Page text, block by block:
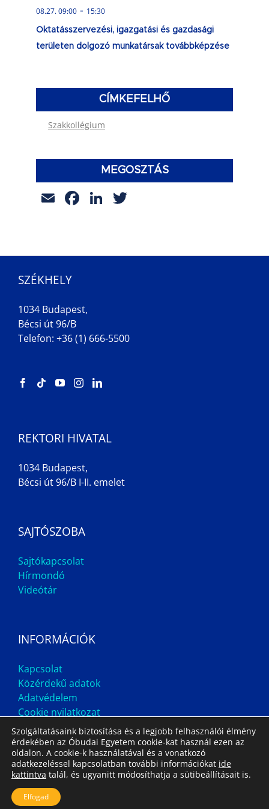
08.27. 09:00 - 15:30
Oktatásszervezési, igazgatási és gazdasági
területen dolgozó munkatársak továbbképzése
CÍMKEFELHŐ
Szakkollégium
MEGOSZTÁS
EmailFacebook
LinkedIn
SZÉKHELY
1034 Budapest,
Bécsi út 96/B
Telefon: +36 (1) 666-5500
REKTORI HIVATAL
1034 Budapest,
Bécsi út 96/B I-II. emelet
SAJTÓSZOBA
Sajtókapcsolat
Hírmondó
Videótár
INFORMÁCIÓK
Kapcsolat
Közérdekű adatok
Adatvédelem
Cookie nyilatkozat
Impresszum
Szolgáltatásaink biztosítása és a legjobb felhasználói élmény
érdekében az Óbudai Egyetem cookie-kat használ ezen az
oldalon. A cookie-k használatával és a vonatkozó
adatkezeléssel kapcsolatban további információkat ide
kattintva talál, és ugyanitt módosíthatja a sütibeállításait is.
Elfogad